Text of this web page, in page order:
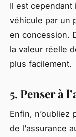
Il est cependant
véhicule par un
en concession.
la valeur réelle
plus facilement.
5. Penser à
Enfin, n’oubliez
de l’assurance